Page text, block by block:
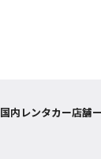
国内レンタカー店舗